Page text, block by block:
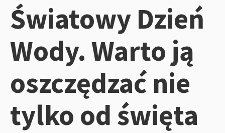
Światowy Dzień
Wody. Warto ją
oszczędzać nie
tylko od święta